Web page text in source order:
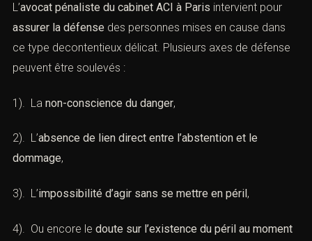
L’avocat pénaliste du cabinet ACI à Paris intervient pour
assurer la défense des personnes mises en cause dans
ce type decontentieux délicat. Plusieurs axes de défense
peuvent être soulevés :
1). La non-conscience du danger,
2). L’absence de lien direct entre l’abstention et le
dommage,
3). L’impossibilité d’agir sans se mettre en péril,
4). Ou encore le doute sur l’existence du péril au moment